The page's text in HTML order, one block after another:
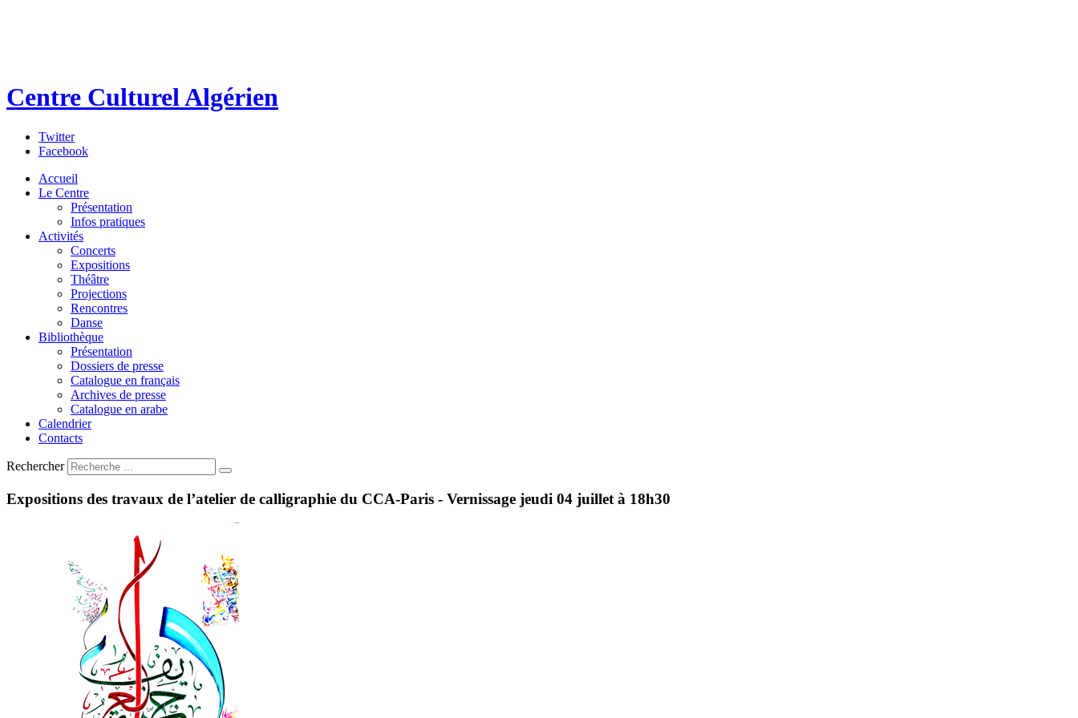
Centre Culturel Algérien
Twitter
Facebook
Accueil
Le Centre
Présentation
Infos pratiques
Activités
Concerts
Expositions
Théâtre
Projections
Rencontres
Danse
Bibliothèque
Présentation
Dossiers de presse
Catalogue en français
Archives de presse
Catalogue en arabe
Calendrier
Contacts
Rechercher
Expositions des travaux de l’atelier de calligraphie du CCA-Paris - Vernissage jeudi 04 juillet à 18h30